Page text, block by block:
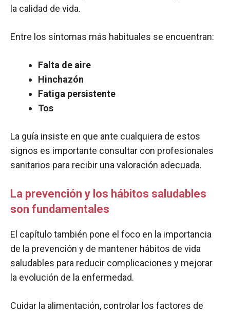
la calidad de vida.
Entre los síntomas más habituales se encuentran:
Falta de aire
Hinchazón
Fatiga persistente
Tos
La guía insiste en que ante cualquiera de estos
signos es importante consultar con profesionales
sanitarios para recibir una valoración adecuada.
La prevención y los hábitos saludables
son fundamentales
El capítulo también pone el foco en la importancia
de la prevención y de mantener hábitos de vida
saludables para reducir complicaciones y mejorar
la evolución de la enfermedad.
Cuidar la alimentación, controlar los factores de